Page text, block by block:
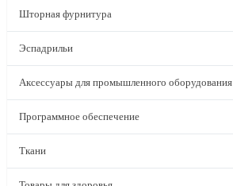
Шторная фурнитура
Эспадрильи
Аксессуары для промышленного оборудования
Программное обеспечение
Ткани